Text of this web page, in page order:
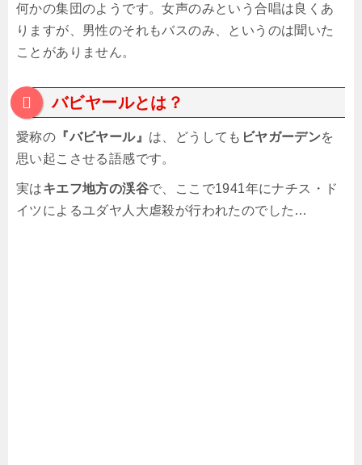
何かの集団のようです。女声のみという合唱は良くあ
りますが、男性のそれもバスのみ、というのは聞いた
ことがありません。
バビヤールとは？
愛称の 『バビヤール』 は、どうしても ビヤガーデンを
思い起こさせる語感です。
実はキエフ地方の渓谷で、ここで1941年にナチス・ド
イツによるユダヤ人大虐殺が行われたのでした…